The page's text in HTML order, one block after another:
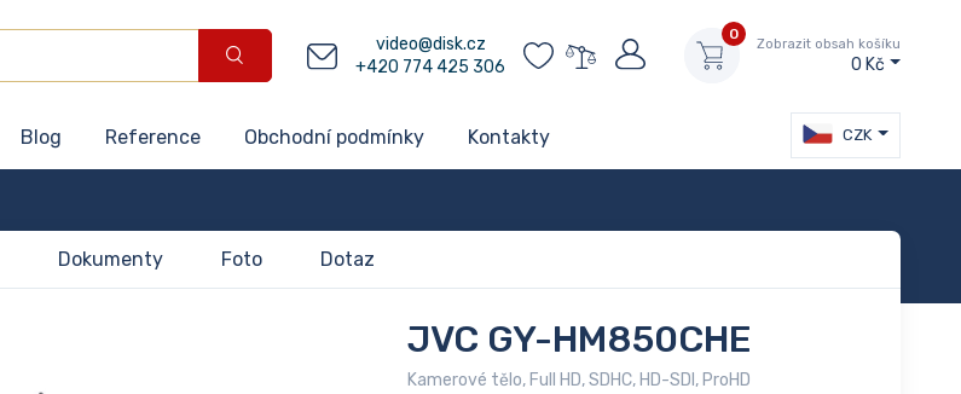
video@disk.cz
+420 774 425 306
0
Zobrazit obsah košíku
0 Kč
Blog Reference Obchodní podmínky Kontakty CZK
Dokumenty Foto Dotaz
JVC GY-HM850CHE
Kamerové tělo, Full HD, SDHC, HD-SDI, ProHD